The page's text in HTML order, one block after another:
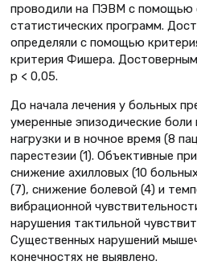
проводили на ПЭВМ с помощью
статистических программ.
определяли с помощью
критерия Фишера.
p < 0,05.
До начала лечения у больных
умеренные эпизодические боли
нагрузки и в ночное время (8
парестезии (1). Объективные
снижение ахилловых (10
(7), снижение болевой (4) и
вибрационной
нарушения тактильной
Существенных нарушений
конечностях не выявлено.